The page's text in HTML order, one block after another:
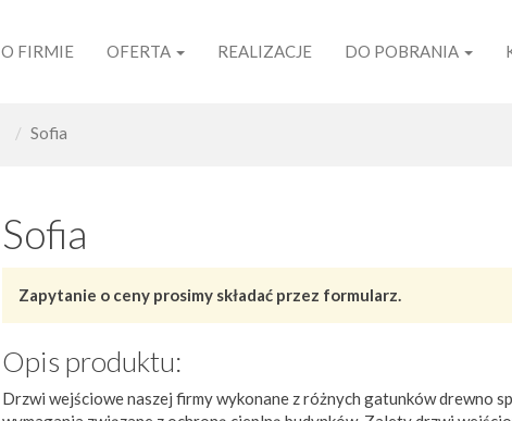
O FIRMIE OFERTA REALIZACJE DO POBRANIA
Sofia
Sofia
Zapytanie o ceny prosimy składać przez formularz.
Opis produktu:
Drzwi wejściowe naszej firmy wykonane z różnych gatunków drewno